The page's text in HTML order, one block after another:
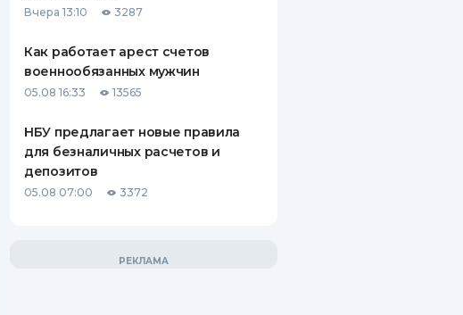
КОНТАКТЫ
Вчера 13:10 3287
Как работает арест счетов
военнообязанных мужчин
05.08 16:33 13565
НБУ предлагает новые правила
для безналичных расчетов и
депозитов
05.08 07:00 3372